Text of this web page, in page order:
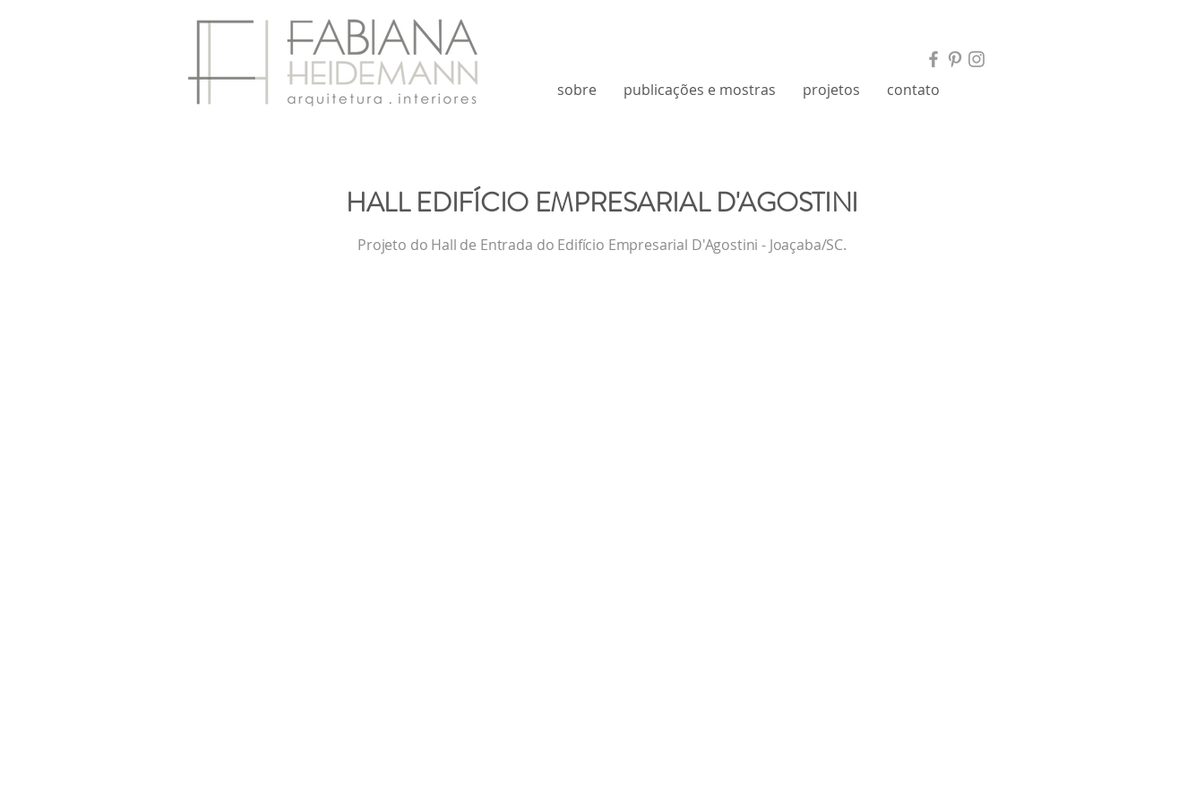
sobre publicações e mostras projetos contato
HALL EDIFÍCIO EMPRESARIAL D'AGOSTINI
Projeto do Hall de Entrada do Edifício Empresarial D'Agostini - Joaçaba/SC.